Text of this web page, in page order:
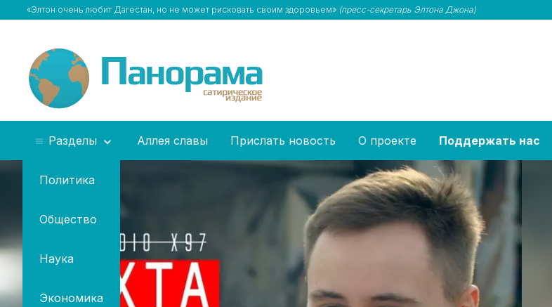
«Элтон очень любит Дагестан, но не может рисковать своим здоровьем» (пресс-секретарь Элтона Джона)
Разделы
Политика
Общество
Наука
Экономика
Аллея славы Прислать новость О проекте Поддержать нас